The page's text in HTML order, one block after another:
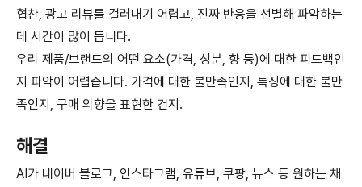
협찬, 광고 리뷰를 걸러내기 어렵고, 진짜 반응을 선별해 파악하는
데 시간이 많이 듭니다.
우리 제품/브랜드의 어떤 요소(가격, 성분, 향 등)에 대한 피드백인
지 파악이 어렵습니다. 가격에 대한 불만족인지, 특징에 대한 불만
족인지, 구매 의향을 표현한 건지.
해결
AI가 네이버 블로그, 인스타그램, 유튜브, 쿠팡, 뉴스 등 원하는 채